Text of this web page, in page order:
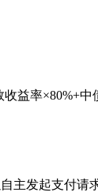
益率×80%+
主发起支付